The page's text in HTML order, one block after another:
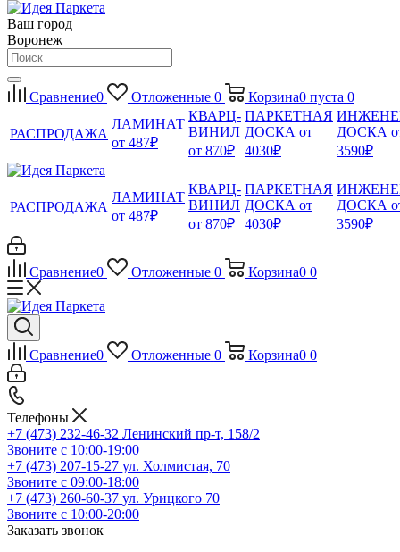
Ваш город
Воронеж
Сравнение0 Отложенные 0 Корзина0 пуста 0
РАСПРОДАЖА
ЛАМИНАТ
от 487₽
КВАРЦ-
ВИНИЛ
от 870₽
ПАРКЕТНАЯ
ДОСКА от
4030₽
ДОСКА
3590₽
РАСПРОДАЖА
ЛАМИНАТ
от 487₽
КВАРЦ-
ВИНИЛ
от 870₽
ПАРКЕТНАЯ
ДОСКА от
4030₽
ДОСКА
3590₽
Сравнение0 Отложенные 0 Корзина0 0
Сравнение0 Отложенные 0 Корзина0 0
Телефоны
+7 (473) 232-46-32 Ленинский пр-т, 158/2
Звоните с 10:00-19:00
+7 (473) 207-15-27 ул. Холмистая, 70
Звоните с 09:00-18:00
+7 (473) 260-60-37 ул. Урицкого 70
Звоните с 10:00-20:00
Заказать звонок